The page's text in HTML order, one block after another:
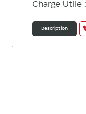
Charge Utile :
Description